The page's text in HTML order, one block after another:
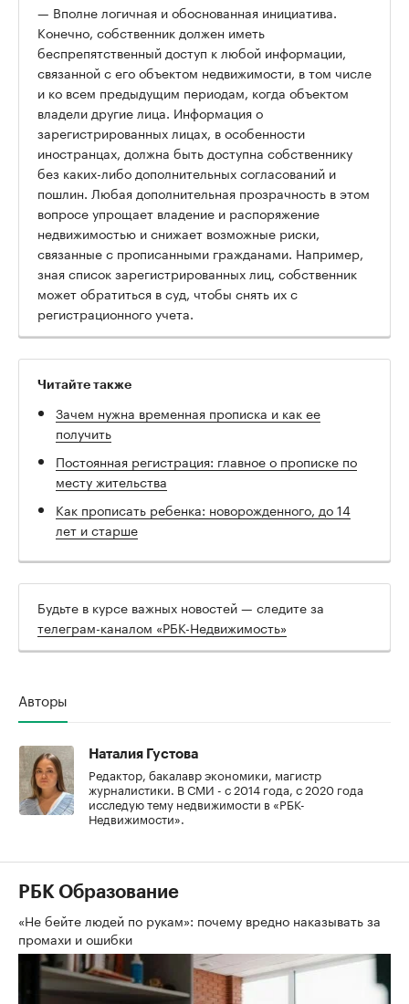
— Вполне логичная и обоснованная инициатива.
Конечно, собственник должен иметь
беспрепятственный доступ к любой информации,
связанной с его объектом недвижимости, в том числе
и ко всем предыдущим периодам, когда объектом
владели другие лица. Информация о
зарегистрированных лицах, в особенности
иностранцах, должна быть доступна собственнику
без каких-либо дополнительных согласований и
пошлин. Любая дополнительная прозрачность в этом
вопросе упрощает владение и распоряжение
недвижимостью и снижает возможные риски,
связанные с прописанными гражданами. Например,
зная список зарегистрированных лиц, собственник
может обратиться в суд, чтобы снять их с
регистрационного учета.
Читайте также
Зачем нужна временная прописка и как ее
получить
Постоянная регистрация: главное о прописке по
месту жительства
Как прописать ребенка: новорожденного, до 14
лет и старше
Будьте в курсе важных новостей — следите за
телеграм-каналом «РБК-Недвижимость»
Авторы
Наталия Густова
Редактор, бакалавр экономики, магистр
журналистики. В СМИ - с 2014 года, с 2020 года
исследую тему недвижимости в «РБК-
Недвижимости».
РБК Образование
«Не бейте людей по рукам»: почему вредно наказывать за
промахи и ошибки